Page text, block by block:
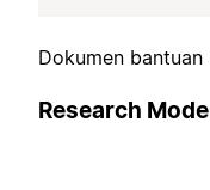
Dokumen bantuan
Research Mode